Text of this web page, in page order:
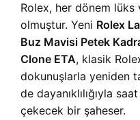
Rolex, her dönem
olmuştur. Yeni Rolex
Buz Mavisi Petek
Clone ETA, klasik
dokunuşlarla yeniden
de dayanıklılığıyla
çekecek bir şaheser.